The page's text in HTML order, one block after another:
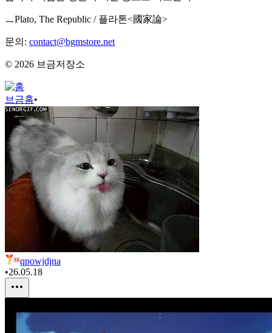
ㅡPlato, The Republic / 플라톤<國家論>
문의: contact@bgmstore.net
© 2026 브금저장소
브금홈•
qpowjdjna
•26.05.18